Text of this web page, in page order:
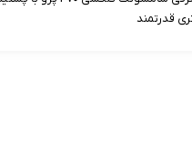
قدرتمند